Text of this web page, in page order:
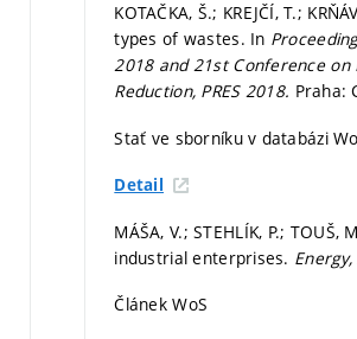
KOTAČKA, Š.; KREJČÍ, T.;
types of wastes. In
2018 and 21st Conference
Reduction, PRES 2018. Praha:
Stať ve sborníku v databázi
Detail
MÁŠA, V.; STEHLÍK, P.;
industrial enterprises. Energy,
Článek WoS